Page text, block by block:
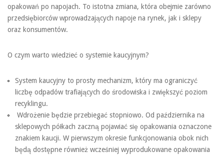
opakowań po napojach. To istotna zmiana, która obejmie zarówno
przedsiębiorców wprowadzających napoje na rynek, jak i sklepy
oraz konsumentów.
O czym warto wiedzieć o systemie kaucyjnym?
System kaucyjny to prosty mechanizm, który ma ograniczyć
liczbę odpadów trafiających do środowiska i zwiększyć poziom
recyklingu.
Wdrożenie będzie przebiegać stopniowo. Od października na
sklepowych półkach zaczną pojawiać się opakowania oznaczone
znakiem kaucji. W pierwszym okresie funkcjonowania obok nich
będą dostępne również wcześniej wyprodukowane opakowania